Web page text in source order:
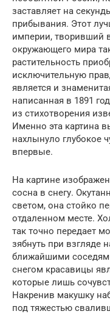
заставляет на
прибывания. Этот
империи, творивший
окружающего мира
растительность
исключительную
является и
написанная в 1891
из стихотворения
Именно эта картина
нахлынуло глубокое
впервые.
На картине
сосна в снегу.
светом, она стойко
отдаленном месте.
так точно передает
зябнуть при взгляде
ближайшими
снегом красавицы
которые лишь
Накренив макушку
под тяжестью